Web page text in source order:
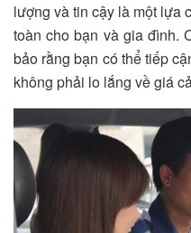
lượng và tin cậy là một lựa
toàn cho bạn và gia đình.
bảo rằng bạn có thể tiếp
không phải lo lắng về giá